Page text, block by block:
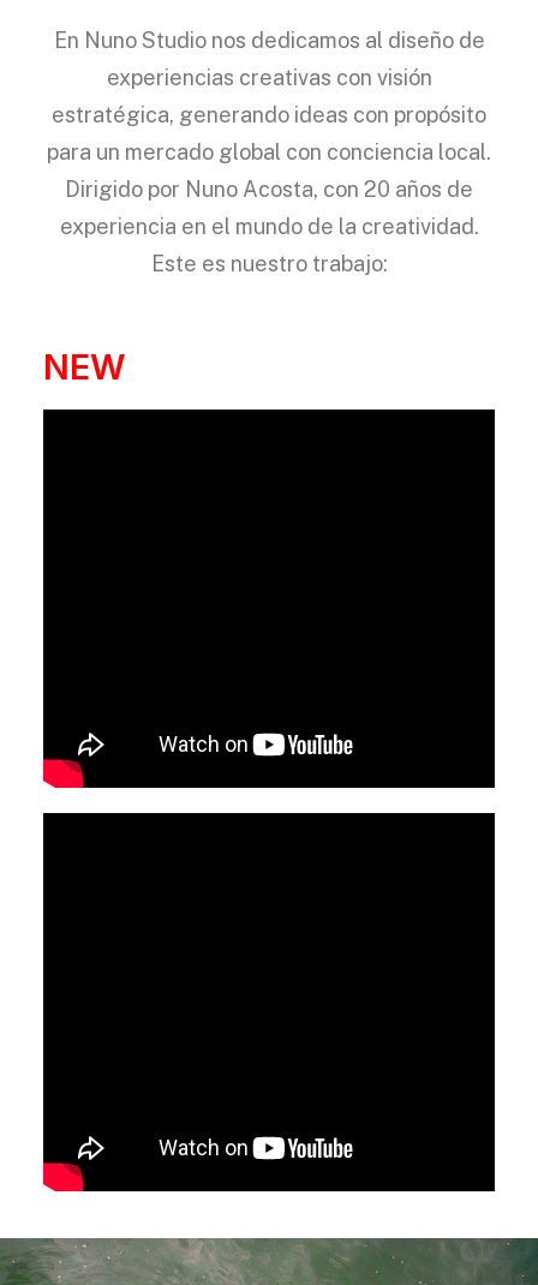
En Nuno Studio nos dedicamos al diseño de
experiencias creativas con visión
estratégica, generando ideas con propósito
para un mercado global con conciencia local.
Dirigido por Nuno Acosta, con 20 años de
experiencia en el mundo de la creatividad.
Este es nuestro trabajo:
NEW